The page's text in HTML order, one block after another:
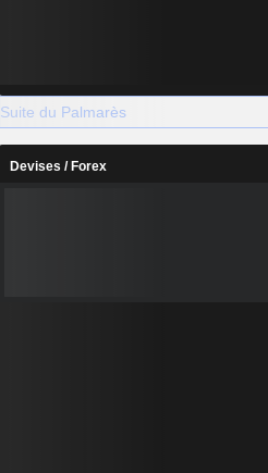
Suite du Palmarès
Devises / Forex